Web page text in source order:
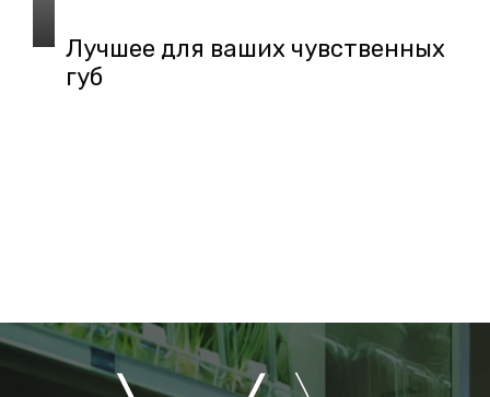
Лучшее для ваших чувственных
губ